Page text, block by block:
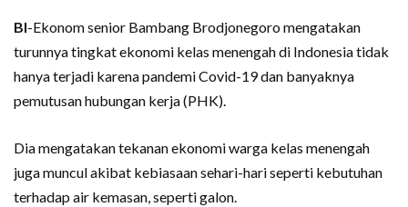
BI-Ekonom senior Bambang Brodjonegoro mengatakan
turunnya tingkat ekonomi kelas menengah di Indonesia tidak
hanya terjadi karena pandemi Covid-19 dan banyaknya
pemutusan hubungan kerja (PHK).
Dia mengatakan tekanan ekonomi warga kelas menengah
juga muncul akibat kebiasaan sehari-hari seperti kebutuhan
terhadap air kemasan, seperti galon.